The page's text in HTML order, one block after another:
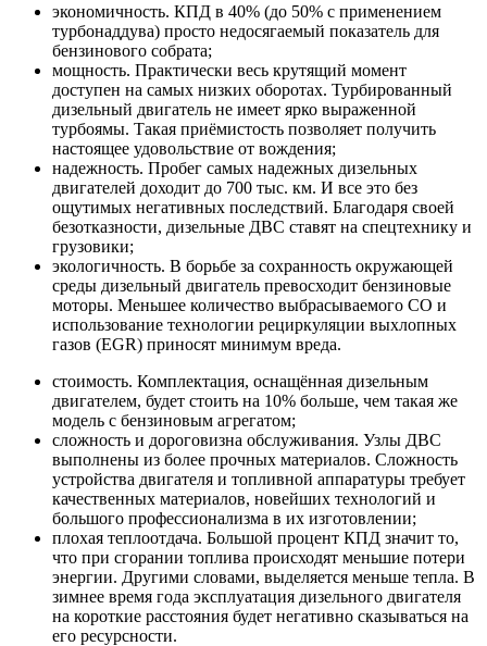
экономичность. КПД в 40% (до 50% с применением
турбонаддува) просто недосягаемый показатель для
бензинового собрата;
мощность. Практически весь крутящий момент
доступен на самых низких оборотах. Турбированный
дизельный двигатель не имеет ярко выраженной
турбоямы. Такая приёмистость позволяет получить
настоящее удовольствие от вождения;
надежность. Пробег самых надежных дизельных
двигателей доходит до 700 тыс. км. И все это без
ощутимых негативных последствий. Благодаря своей
безотказности, дизельные ДВС ставят на спецтехнику и
грузовики;
экологичность. В борьбе за сохранность окружающей
среды дизельный двигатель превосходит бензиновые
моторы. Меньшее количество выбрасываемого СО и
использование технологии рециркуляции выхлопных
газов (EGR) приносят минимум вреда.
стоимость. Комплектация, оснащённая дизельным
двигателем, будет стоить на 10% больше, чем такая же
модель с бензиновым агрегатом;
сложность и дороговизна обслуживания. Узлы ДВС
выполнены из более прочных материалов. Сложность
устройства двигателя и топливной аппаратуры требует
качественных материалов, новейших технологий и
большого профессионализма в их изготовлении;
плохая теплоотдача. Большой процент КПД значит то,
что при сгорании топлива происходят меньшие потери
энергии. Другими словами, выделяется меньше тепла. В
зимнее время года эксплуатация дизельного двигателя
на короткие расстояния будет негативно сказываться на
его ресурсности.